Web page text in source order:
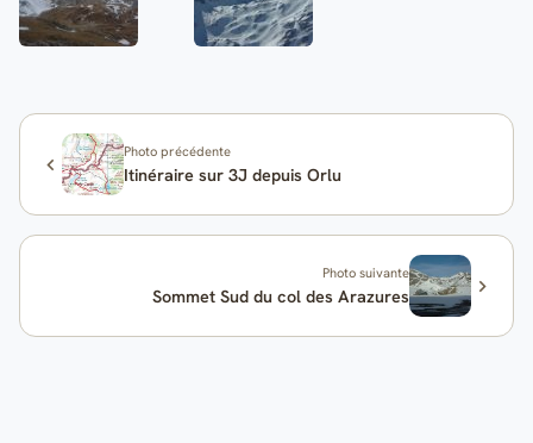
Photo précédente
Itinéraire sur 3J depuis Orlu
Photo suivante
Sommet Sud du col des Arazures